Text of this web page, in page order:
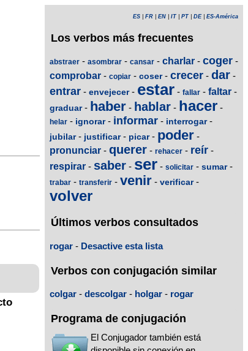
ES FR EN IT PT DE| ES-América
Los verbos más frecuentes
abstraer - asombrar - cansar - charlar - coger -
comprobar - copiar - coser- crecer - dar -
entrar - envejecer- estar - fallar - faltar -
graduar- haber - hablar - hacer -
helar - ignorar- informar - interrogar-
jubilar- justificar- picar- poder -
pronunciar - querer - rehacer - reír -
respirar - saber - ser - solicitar - sumar-
trabar - transferir - venir - verificar-
volver
Últimos verbos consultados
rogar - Desactive esta lista
Verbos con conjugación similar
colgar - descolgar - holgar - rogar
Programa de conjugación
El Conjugador también está